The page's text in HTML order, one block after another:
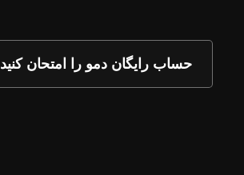
حساب رایگان دمو را امتحان کنید